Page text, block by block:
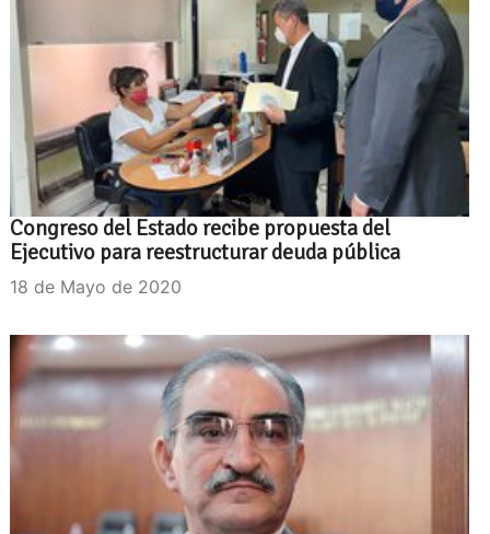
Congreso del Estado recibe propuesta del
Ejecutivo para reestructurar deuda pública
18 de Mayo de 2020